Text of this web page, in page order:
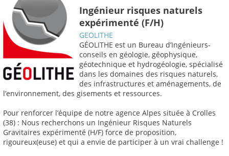
Ingénieur risques naturels
expérimenté (F/H)
GEOLITHE
GÉOLITHE est un Bureau d’Ingénieurs-
conseils en géologie, géophysique,
géotechnique et hydrogéologie, spécialisé
dans les domaines des risques naturels,
des infrastructures et aménagements, de
l’environnement, des gisements et ressources.
Pour renforcer l’équipe de notre agence Alpes située à Crolles
(38) : Nous recherchons un Ingénieur Risques Naturels
Gravitaires expérimenté (H/F) force de proposition,
rigoureux(euse) et qui a envie de participer à un vrai challenge !